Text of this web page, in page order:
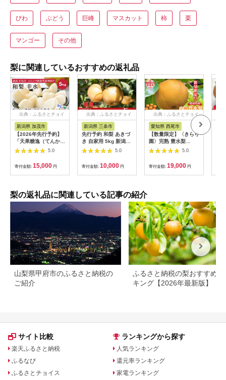
びわ ぶどう 巨峰 マスカット 柿 栗
マンゴー その他
梨に関連しているおすすめの返礼品
出典：ふるさとチョイ
ス
新潟県 加茂市
【2026年先行予約】
「天果糖逸（てんかと
ういつ）」「天果糖
逸」 新潟県産和梨 幸
水 約5kg（10～14
玉） 《8月下旬〜配送
予定》 こうすい 果物
地直送 加茂市 えちご
中越農業協同組合
5.0
寄付金額: 15,000 円
出典：ふるさとチョイ
ス
新潟県 三条市
先行予約 和梨 あきづ
き 自家用 5kg 新潟県
産 訳アリ 梨 [岩福農
園]【010P062】
5.0
寄付金額: 10,000 円
出典：ふるさとチョイ
愛知県 西尾市
【数量限定】〈きらり
園〉完熟 豊水梨
5kg・K086-195.0
寄付金額: 19,000 円
梨の返礼品に関連している記事の紹介
山梨県甲府市のふるさと納税の
ご紹介
ふるさと納税の梨おすすめラ
キング【2026年最新版】
サイト比較
楽天ふるさと納税
ふるなび
ふるさとチョイス
ランキングから探す
人気ランキング
還元率ランキング
家電ランキング